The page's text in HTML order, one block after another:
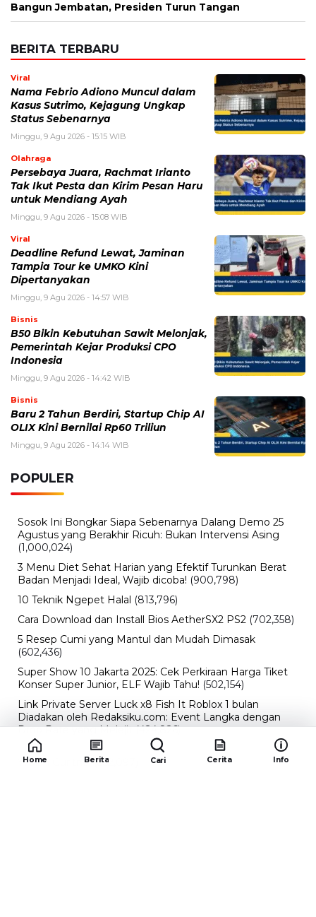
Bangun Jembatan, Presiden Turun Tangan
BERITA TERBARU
Viral
Nama Febrio Adiono Muncul dalam
Kasus Sutrimo, Kejagung Ungkap
Status Sebenarnya
Minggu, 9 Agu 2026 - 15:15 WIB
Olahraga
Persebaya Juara, Rachmat Irianto
Tak Ikut Pesta dan Kirim Pesan Haru
untuk Mendiang Ayah
Minggu, 9 Agu 2026 - 15:08 WIB
Viral
Deadline Refund Lewat, Jaminan
Tampia Tour ke UMKO Kini
Dipertanyakan
Minggu, 9 Agu 2026 - 14:57 WIB
Bisnis
B50 Bikin Kebutuhan Sawit Melonjak,
Pemerintah Kejar Produksi CPO
Indonesia
Minggu, 9 Agu 2026 - 14:42 WIB
Bisnis
Baru 2 Tahun Berdiri, Startup Chip AI
OLIX Kini Bernilai Rp60 Triliun
Minggu, 9 Agu 2026 - 14:14 WIB
POPULER
Sosok Ini Bongkar Siapa Sebenarnya Dalang Demo 25
Agustus yang Berakhir Ricuh: Bukan Intervensi Asing
(1,000,024)
3 Menu Diet Sehat Harian yang Efektif Turunkan Berat
Badan Menjadi Ideal, Wajib dicoba! (900,798)
10 Teknik Ngepet Halal (813,796)
Cara Download dan Install Bios AetherSX2 PS2 (702,358)
5 Resep Cumi yang Mantul dan Mudah Dimasak
(602,436)
Super Show 10 Jakarta 2025: Cek Perkiraan Harga Tiket
Konser Super Junior, ELF Wajib Tahu! (502,154)
Link Private Server Luck x8 Fish It Roblox 1 bulan
Diadakan oleh Redaksiku.com: Event Langka dengan
Drop Rate yang Melejit (424,826)
10 Film Indonesia Tayang November 2024, Ada Film
Wulan Guritno! (352,097)
Home Berita Cari Cerita Info